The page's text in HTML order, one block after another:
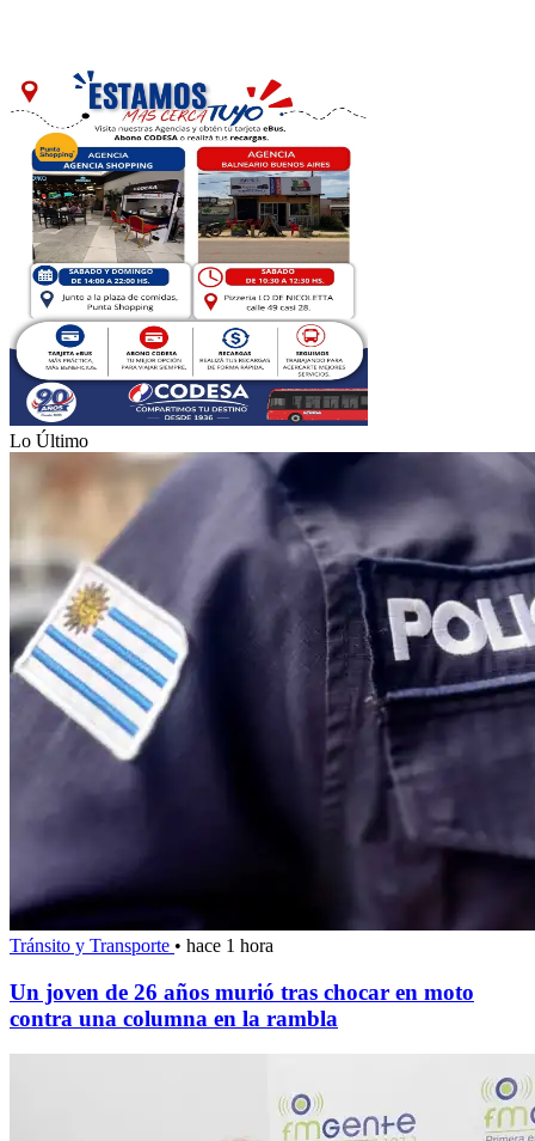
Lo Último
Tránsito y Transporte • hace 1 hora
Un joven de 26 años murió tras chocar en moto
contra una columna en la rambla